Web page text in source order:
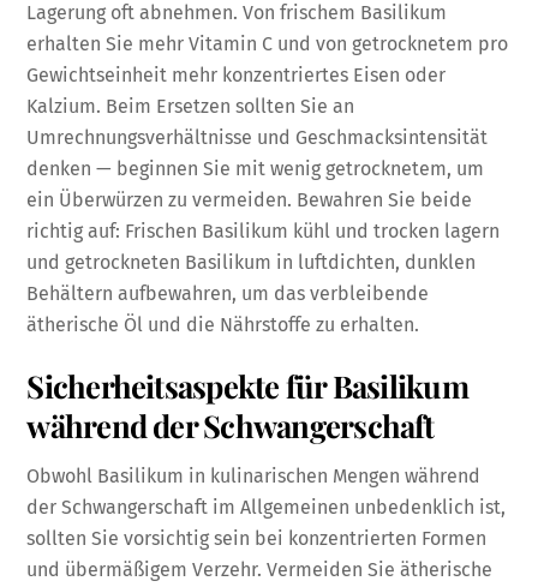
Lagerung oft abnehmen. Von frischem Basilikum
erhalten Sie mehr Vitamin C und von getrocknetem pro
Gewichtseinheit mehr konzentriertes Eisen oder
Kalzium. Beim Ersetzen sollten Sie an
Umrechnungsverhältnisse und Geschmacksintensität
denken — beginnen Sie mit wenig getrocknetem, um
ein Überwürzen zu vermeiden. Bewahren Sie beide
richtig auf: Frischen Basilikum kühl und trocken lagern
und getrockneten Basilikum in luftdichten, dunklen
Behältern aufbewahren, um das verbleibende
ätherische Öl und die Nährstoffe zu erhalten.
Sicherheitsaspekte für Basilikum
während der Schwangerschaft
Obwohl Basilikum in kulinarischen Mengen während
der Schwangerschaft im Allgemeinen unbedenklich ist,
sollten Sie vorsichtig sein bei konzentrierten Formen
und übermäßigem Verzehr. Vermeiden Sie ätherische